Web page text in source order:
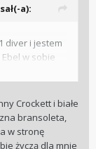
a):
diver i jestem
w sobie
Crockett i białe
bransoleta,
w stronę
życzą dla mnie